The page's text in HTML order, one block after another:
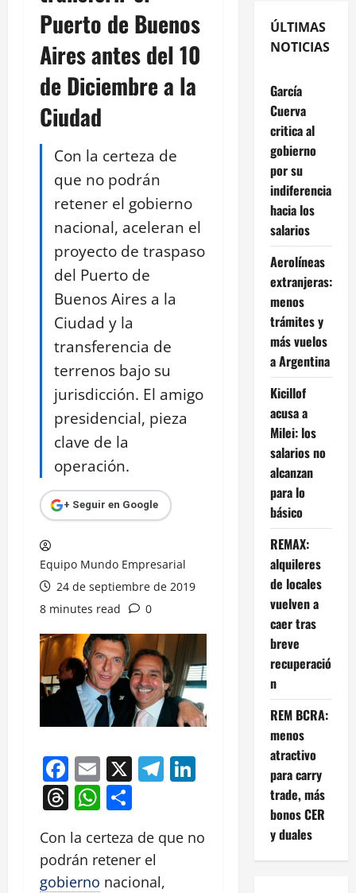
Puerto de Buenos
Aires antes del 10
de Diciembre a la
Ciudad
Con la certeza de
que no podrán
retener el gobierno
nacional, aceleran el
proyecto de traspaso
del Puerto de
Buenos Aires a la
Ciudad y la
transferencia de
terrenos bajo su
jurisdicción. El amigo
presidencial, pieza
clave de la
operación.
+ Seguir en Google
Equipo Mundo Empresarial
24 de septiembre de 2019
8 minutes read
0
Facebook
Email
X Telegram
LinkedIn
Threads
WhatsApp
Con la certeza de que no
podrán retener el
gobierno nacional,
ÚLTIMAS
NOTICIAS
García
Cuerva
critica al
gobierno
por su
indiferencia
hacia los
salarios
Aerolíneas
extranjeras:
menos
trámites y
más vuelos
a Argentina
Kicillof
acusa a
Milei: los
salarios no
alcanzan
para lo
básico
REMAX:
alquileres
de locales
vuelven a
caer tras
breve
recuperació
n
REM BCRA:
menos
atractivo
para carry
trade, más
bonos CER
y duales